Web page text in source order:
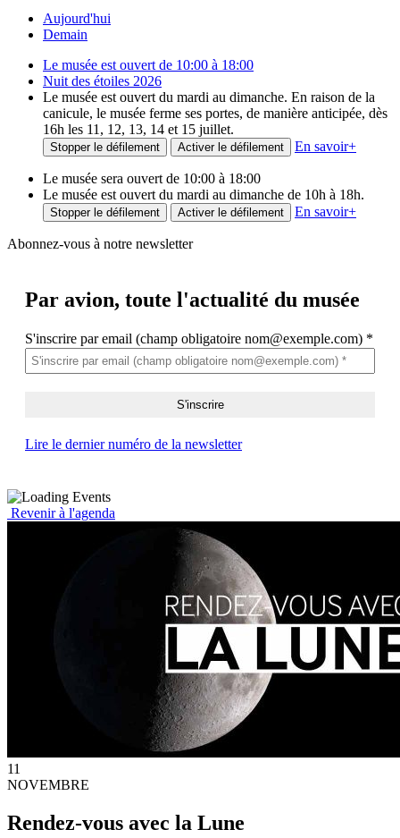
Aujourd'hui
Demain
Le musée est ouvert de 10:00 à 18:00
Nuit des étoiles 2026
Le musée est ouvert du mardi au dimanche. En raison de la
canicule, le musée ferme ses portes, de manière anticipée, dès
16h les 11, 12, 13, 14 et 15 juillet.
Stopper le défilement Activer le défilement En savoir+
Le musée sera ouvert de 10:00 à 18:00
Le musée est ouvert du mardi au dimanche de 10h à 18h.
Stopper le défilement Activer le défilement En savoir+
Abonnez-vous à notre newsletter
Par avion, toute l'actualité du musée
S'inscrire par email (champ obligatoire nom@exemple.com) *
Lire le dernier numéro de la newsletter
Revenir à l'agenda
11
NOVEMBRE
Rendez-vous avec la Lune